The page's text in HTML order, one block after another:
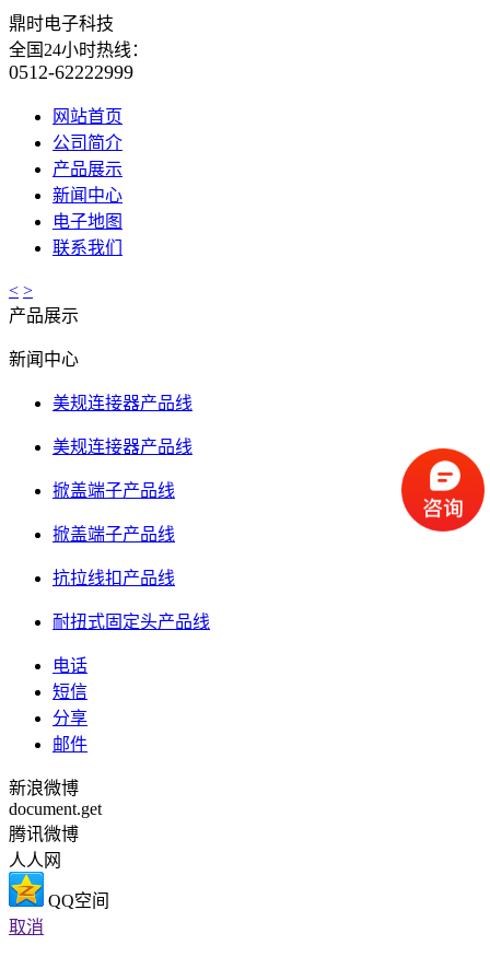
鼎时电子科技
全国24小时热线：
0512-62222999
网站首页
公司简介
产品展示
新闻中心
电子地图
联系我们
< >
产品展示
新闻中心
美规连接器产品线
美规连接器产品线
掀盖端子产品线
掀盖端子产品线
抗拉线扣产品线
耐扭式固定头产品线
电话
短信
分享
邮件
新浪微博
document.get
腾讯微博
人人网
QQ空间
取消